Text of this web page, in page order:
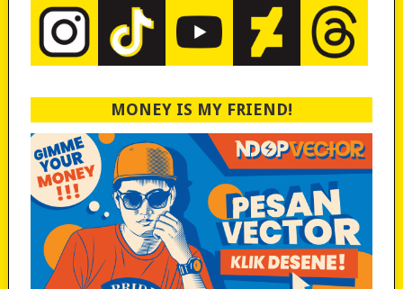
MONEY IS MY FRIEND!